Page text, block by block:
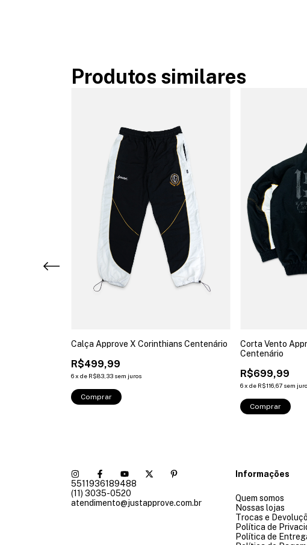
Produtos similares
Calça Approve X Corinthians Centenário
R$499,99
6x de R$83,33 sem juros
Comprar
Corta Vento
Centenário
R$699,99
6x de R$116,67 sem
Comprar
5511936189488
(11) 3035-0520
atendimento@justapprove.com.br
Informações
Quem somos
Nossas lojas
Trocas e
Política de
Política de